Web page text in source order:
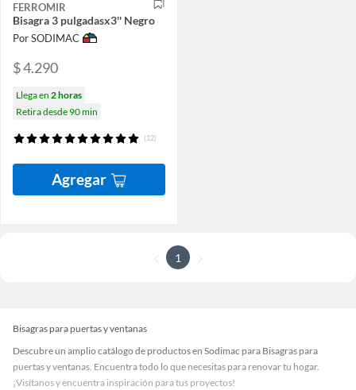
FERROMIR
Bisagra 3 pulgadasx3'' Negro
Por SODIMAC
$ 4.290
Llega en 2 horas
Retira desde 90 min
(12)
Agregar
1
Bisagras para puertas y ventanas
Descubre un amplio catálogo de productos en Sodimac para Bisagras para
puertas y ventanas. Encuentra todo lo que necesitas para renovar tu hogar.
¡Visítanos y encuentra inspiración para tus proyectos!